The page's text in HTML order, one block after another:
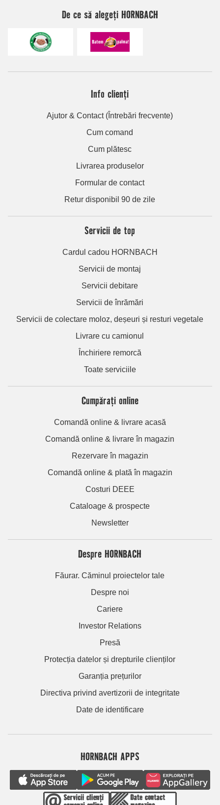
De ce să alegeți HORNBACH
Info clienți
Ajutor & Contact (Întrebări frecvente)
Cum comand
Cum plătesc
Livrarea produselor
Formular de contact
Retur disponibil 90 de zile
Servicii de top
Cardul cadou HORNBACH
Servicii de montaj
Servicii debitare
Servicii de înrămări
Servicii de colectare moloz, deșeuri și resturi vegetale
Livrare cu camionul
Închiriere remorcă
Toate serviciile
Cumpărați online
Comandă online & livrare acasă
Comandă online & livrare în magazin
Rezervare în magazin
Comandă online & plată în magazin
Costuri DEEE
Cataloage & prospecte
Newsletter
Despre HORNBACH
Făurar. Căminul proiectelor tale
Despre noi
Cariere
Investor Relations
Presă
Protecția datelor și drepturile clienților
Garanția prețurilor
Directiva privind avertizorii de integritate
Date de identificare
HORNBACH APPS